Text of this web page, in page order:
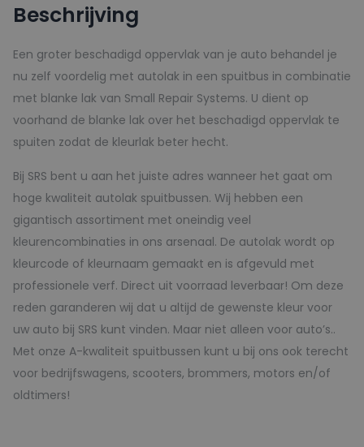
aantal
Beschrijving
Een groter beschadigd oppervlak van je auto behandel je
nu zelf voordelig met autolak in een spuitbus in combinatie
met blanke lak van Small Repair Systems. U dient op
voorhand de blanke lak over het beschadigd oppervlak te
spuiten zodat de kleurlak beter hecht.
Bij SRS bent u aan het juiste adres wanneer het gaat om
hoge kwaliteit autolak spuitbussen. Wij hebben een
gigantisch assortiment met oneindig veel
kleurencombinaties in ons arsenaal. De autolak wordt op
kleurcode of kleurnaam gemaakt en is afgevuld met
professionele verf. Direct uit voorraad leverbaar! Om deze
reden garanderen wij dat u altijd de gewenste kleur voor
uw auto bij SRS kunt vinden. Maar niet alleen voor auto’s..
Met onze A-kwaliteit spuitbussen kunt u bij ons ook terecht
voor bedrijfswagens, scooters, brommers, motors en/of
oldtimers!